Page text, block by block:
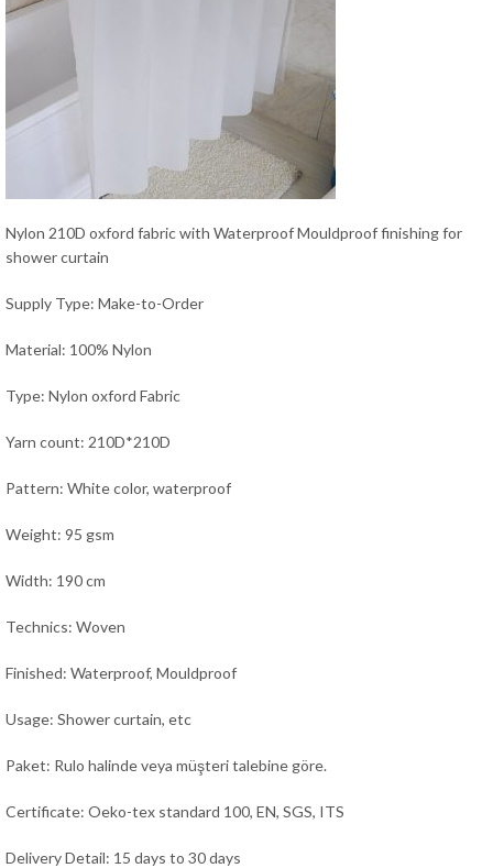
Nylon 210D oxford fabric with Waterproof Mouldproof finishing for
shower curtain
Supply Type: Make-to-Order
Material: 100% Nylon
Type: Nylon oxford Fabric
Yarn count: 210D*210D
Pattern: White color, waterproof
Weight: 95 gsm
Width: 190 cm
Technics: Woven
Finished: Waterproof, Mouldproof
Usage: Shower curtain, etc
Paket: Rulo halinde veya müşteri talebine göre.
Certificate: Oeko-tex standard 100, EN, SGS, ITS
Delivery Detail: 15 days to 30 days